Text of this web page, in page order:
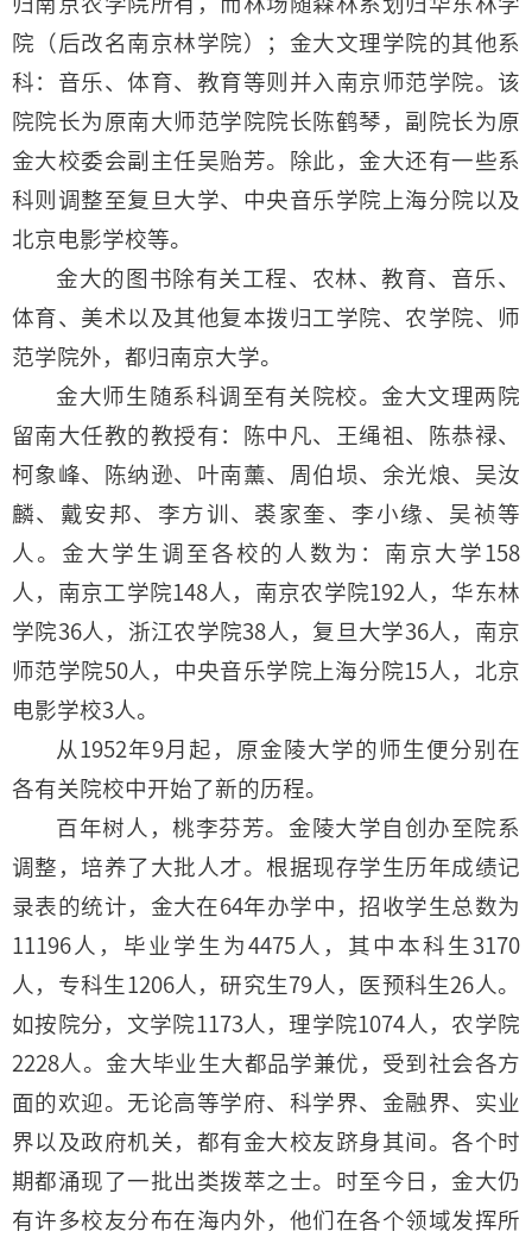
院（后改名南京林学院）；金大文理学院的其他系
科：音乐、体育、教育等则并入南京师范学院。该
院院长为原南大师范学院院长陈鹤琴，副院长为原
金大校委会副主任吴贻芳。除此，金大还有一些系
科则调整至复旦大学、中央音乐学院上海分院以及
北京电影学校等。
金大的图书除有关工程、农林、教育、音乐、
体育、美术以及其他复本拨归工学院、农学院、师
范学院外，都归南京大学。
金大师生随系科调至有关院校。金大文理两院
留南大任教的教授有：陈中凡、王绳祖、陈恭禄、
柯象峰、陈纳逊、叶南薰、周伯埙、余光烺、吴汝
麟、戴安邦、李方训、裘家奎、李小缘、吴祯等
人。金大学生调至各校的人数为：南京大学158
人，南京工学院148人，南京农学院192人，华东林
学院36人，浙江农学院38人，复旦大学36人，南京
师范学院50人，中央音乐学院上海分院15人，北京
电影学校3人。
从1952年9月起，原金陵大学的师生便分别在
各有关院校中开始了新的历程。
百年树人，桃李芬芳。金陵大学自创办至院系
调整，培养了大批人才。根据现存学生历年成绩记
录表的统计，金大在64年办学中，招收学生总数为
11196人，毕业学生为4475人，其中本科生3170
人，专科生1206人，研究生79人，医预科生26人。
如按院分，文学院1173人，理学院1074人，农学院
2228人。金大毕业生大都品学兼优，受到社会各方
面的欢迎。无论高等学府、科学界、金融界、实业
界以及政府机关，都有金大校友跻身其间。各个时
期都涌现了一批出类拨萃之士。时至今日，金大仍
有许多校友分布在海内外，他们在各个领域发挥所